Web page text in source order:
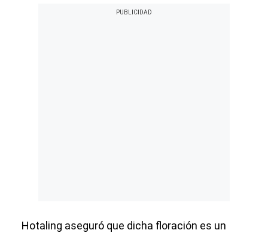
Hotaling aseguró que dicha floración es un